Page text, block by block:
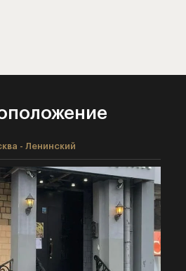
- Ленинский